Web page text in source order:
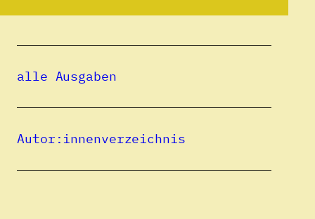
alle Ausgaben
Autor:innenverzeichnis
Bundesrepublik Deutschland aus. Er schrieb
Spielfilme. Der Glockenkäufer (1984) war der
Paul Celan trug den Titel Im Süden meiner